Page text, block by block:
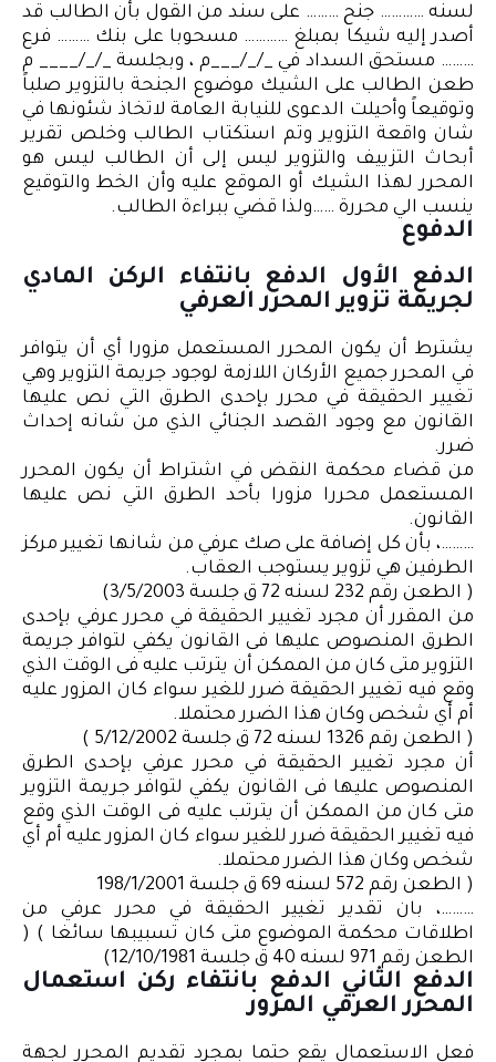
لسنه ………… جنح ……… على سند من القول بأن الطالب قد
أصدر إليه شيكا بمبلغ ………… مسحوبا على بنك ……… فرع
……… مستحق السداد في _/_/___م ، وبجلسة _/_/____ م
طعن الطالب على الشيك موضوع الجنحة بالتزوير صلباً
وتوقيعاً وأحيلت الدعوى للنيابة العامة لاتخاذ شئونها في
شان واقعة التزوير وتم استكتاب الطالب وخلص تقرير
أبحاث التزييف والتزوير ليس إلى أن الطالب ليس هو
المحرر لهذا الشيك أو الموقع عليه وأن الخط والتوقيع
ينسب الي محررة ……ولذا قضي ببراءة الطالب.
الدفوع
الدفع الأول الدفع بانتفاء الركن المادي
لجريمة تزوير المحرر العرفي
يشترط أن يكون المحرر المستعمل مزورا أي أن يتوافر
في المحرر جميع الأركان اللازمة لوجود جريمة التزوير وهي
تغيير الحقيقة في محرر بإحدى الطرق التي نص عليها
القانون مع وجود القصد الجنائي الذي من شانه إحداث
ضرر.
من قضاء محكمة النقض في اشتراط أن يكون المحرر
المستعمل محررا مزورا بأحد الطرق التي نص عليها
القانون.
………، بأن كل إضافة على صك عرفي من شانها تغيير مركز
الطرفين هي تزوير يستوجب العقاب.
( الطعن رقم 232 لسنه 72 ق جلسة 3/5/2003)
من المقرر أن مجرد تغيير الحقيقة في محرر عرفي بإحدى
الطرق المنصوص عليها فى القانون يكفي لتوافر جريمة
التزوير متى كان من الممكن أن يترتب عليه فى الوقت الذي
وقع فيه تغيير الحقيقة ضرر للغير سواء كان المزور عليه
أم أي شخص وكان هذا الضرر محتملا.
( الطعن رقم 1326 لسنه 72 ق جلسة 5/12/2002 )
أن مجرد تغيير الحقيقة في محرر عرفي بإحدى الطرق
المنصوص عليها فى القانون يكفي لتوافر جريمة التزوير
متى كان من الممكن أن يترتب عليه فى الوقت الذي وقع
فيه تغيير الحقيقة ضرر للغير سواء كان المزور عليه أم أي
شخص وكان هذا الضرر محتملا.
( الطعن رقم 572 لسنه 69 ق جلسة 198/1/2001
………، بان تقدير تغيير الحقيقة في محرر عرفي من
اطلاقات محكمة الموضوع متى كان تسبيبها سائغا ) (
الطعن رقم 971 لسنه 40 ق جلسة 12/10/1981)
الدفع الثاني الدفع بانتفاء ركن استعمال
المحرر العرفي المزور
فعل الاستعمال يقع حتما بمجرد تقديم المحرر لجهة